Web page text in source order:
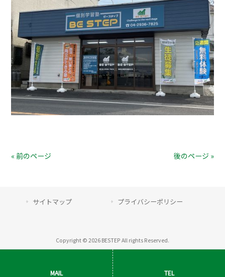
« 前のページ 後のページ »
サイトマップ プライバシーポリシー
Copyright © 2026 BESTEP All rights Reserved.
MAIL TEL